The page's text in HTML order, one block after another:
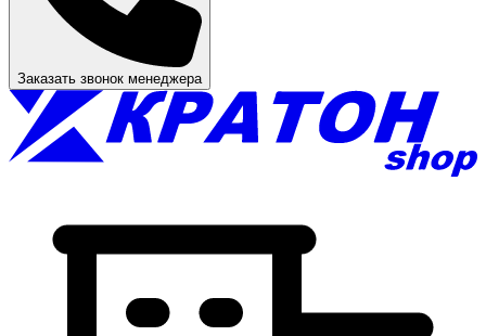
Заказать звонок менеджера